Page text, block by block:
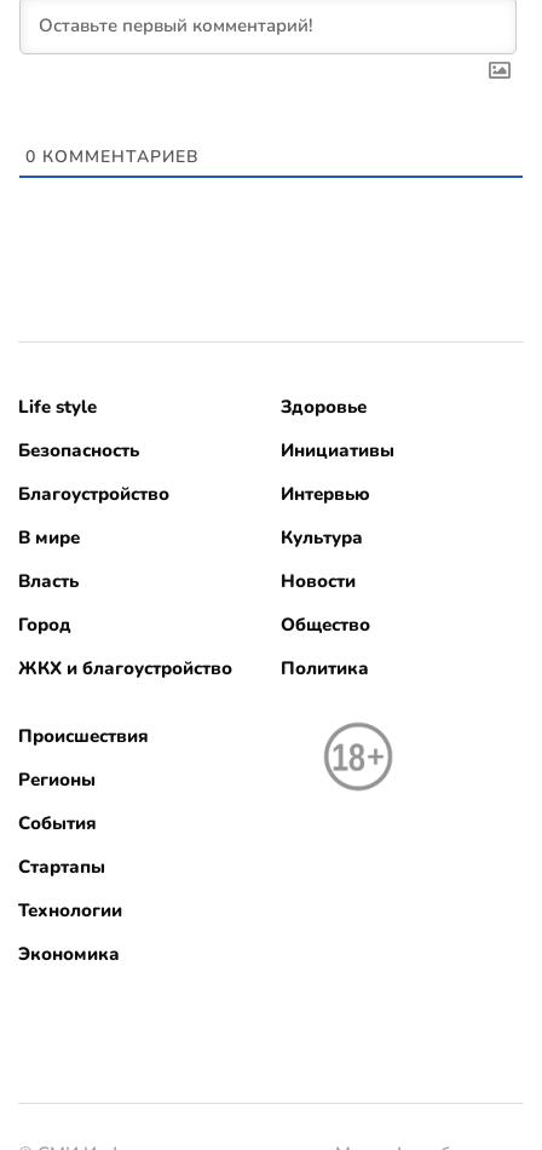
0 КОММЕНТАРИЕВ
Life style
Безопасность
Благоустройство
В мире
Власть
Город
ЖКХ и благоустройство
Здоровье
Инициативы
Интервью
Культура
Новости
Общество
Политика
Происшествия
Регионы
События
Стартапы
Технологии
Экономика